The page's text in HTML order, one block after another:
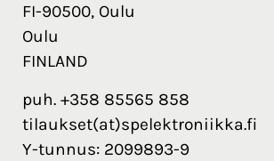
FI-90500, Oulu
Oulu
FINLAND
puh. +358 85565 858
tilaukset(at)spelektroniikka.fi
Y-tunnus: 2099893-9